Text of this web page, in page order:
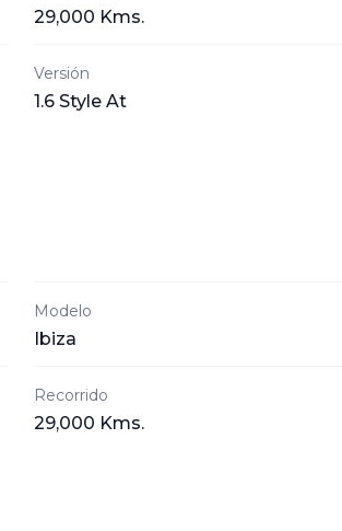
Mensaje
29,000 Kms.
Versión
1.6 Style At
Modelo
Ibiza
Recorrido
29,000 Kms.